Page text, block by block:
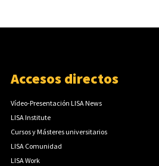
Accesos directos
Vídeo-Presentación LISA News
LISA Institute
Cursos y Másteres universitarios
LISA Comunidad
LISA Work